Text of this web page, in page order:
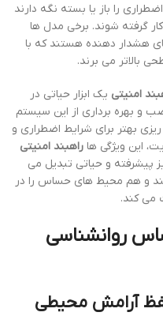
را باز یا بسته نگه دارند
گرفته شوند. برخی مدل ها
هشدار دهنده هستند که با
بالاتر می برند.
امنیتی یک ابزار حیاتی در
و بهره برداری از این سیستم
ریزی بهتر برای شرایط اضطراری و
این ویژگی ها راهبند امنیتی
پیشرفته و حیاتی تبدیل می
و هم محیط های حساس را در
می کند.
روانشناسی
آرامش محیطی